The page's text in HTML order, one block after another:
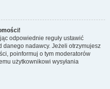
odpowiednie reguły ustawić
nadawcy. Jeżeli otrzymujesz
poinformuj o tym moderatorów
użytkownikowi wysyłania